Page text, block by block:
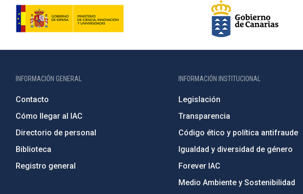
INFORMACIÓN GENERAL
Contacto
Cómo llegar al IAC
Directorio de personal
Biblioteca
Registro general
INFORMACIÓN INSTITUCIONAL
Legislación
Transparencia
Código ético y política antifraude
Igualdad y diversidad de género
Forever IAC
Medio Ambiente y Sostenibilidad